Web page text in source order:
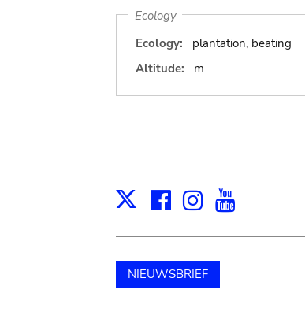
Ecology
Ecology:
plantation, beating
Altitude:
m
X Facebook
Instagram
NIEUWSBRIEF